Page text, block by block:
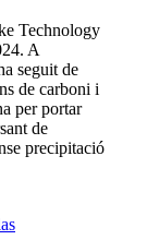
Technology
A
seguit de
de carboni i
per portar
de
precipitació